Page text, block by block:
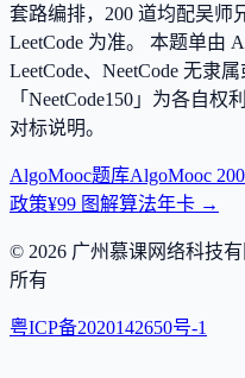
套路编排， 200 道均配吴师
LeetCode 为准。 本题单由
LeetCode、NeetCode 无隶
「NeetCode150」为各自
对标说明。
AlgoMooc题库AlgoMooc 200
政策¥99 图解算法年卡 →
© 2026 广州慕课网络科技有
所有
粤ICP备2020142650号-1